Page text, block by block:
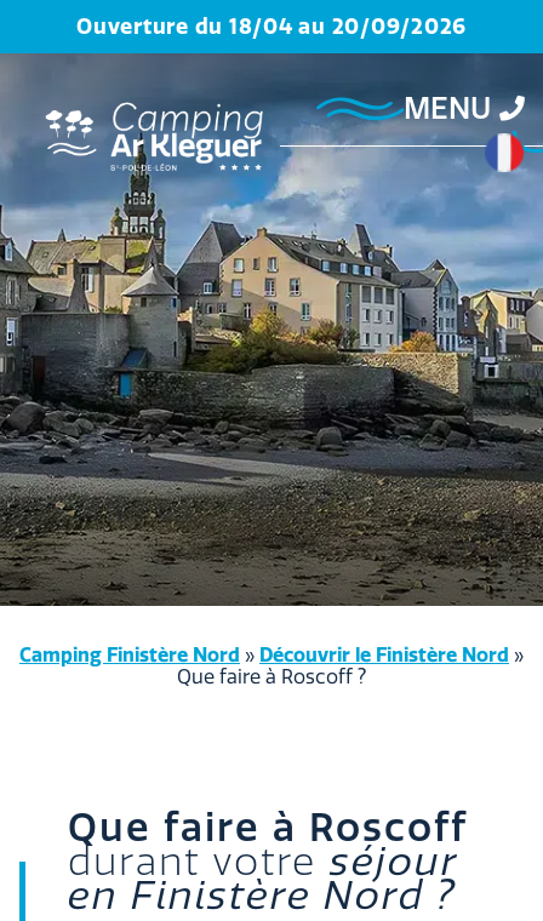
Ouverture du 18/04 au 20/09/2026
MENU
Camping Finistère Nord » Découvrir le Finistère Nord »
Que faire à Roscoff ?
Que faire à Roscoff
durant votreséjour
en Finistère Nord ?